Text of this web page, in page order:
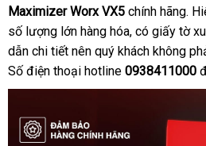
Maximizer Worx VX5 chính hãngdễ
.
lẻ
số lượng lớn hàng hóacửa
hàng
, có giấy tờ
dẫn chi tiết nên quý khách không
Số điện thoại hotline 0938411000